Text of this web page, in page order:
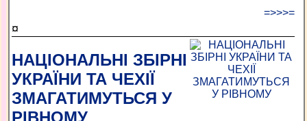
=>>>=
¤
НАЦІОНАЛЬНІ ЗБІРНІ
УКРАЇНИ ТА ЧЕХІЇ
ЗМАГАТИМУТЬСЯ У